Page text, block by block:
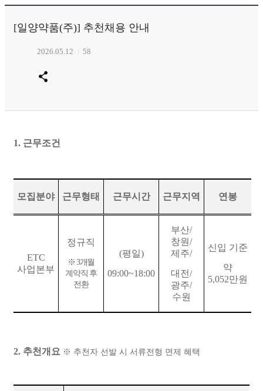
[일양약품(주)] 추천채용 안내
2026.05.12 58
1. 근무조건
모집분야 근무형태 근무시간 근무지역 연봉
ETC
사업본부
정규직
※3개월
계약직 후
전환
(평일)
09:00~18:00
부산/
창원/
제주/
대전/
광주/
수원
신입 기준
약
5,052만원
2. 추천개요 ※ 추천자 선발 시 서류전형 면제 혜택